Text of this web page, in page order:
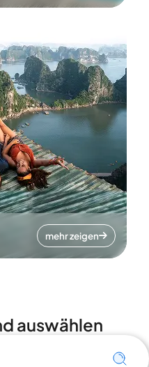
mehr zeigen
auswählen